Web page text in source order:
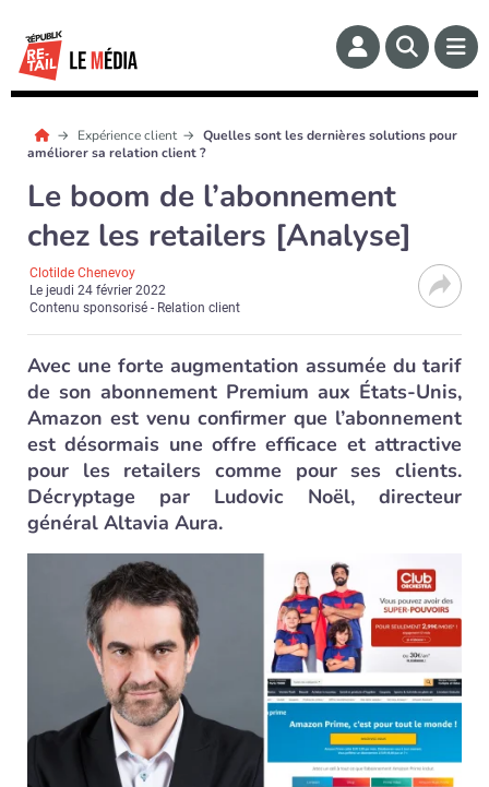
Expérience client
Quelles sont les dernières solutions pour
améliorer sa relation client ?
Le boom de l’abonnement
chez les retailers [Analyse]
Clotilde Chenevoy
Lejeudi 24 février 2022
Contenu sponsorisé - Relation client
Avec une forte augmentation assumée du tarif
de son abonnement Premium aux États-Unis,
Amazon est venu confirmer que l’abonnement
est désormais une offre efficace et attractive
pour les retailers comme pour ses clients.
Décryptage par Ludovic Noël, directeur
général Altavia Aura.